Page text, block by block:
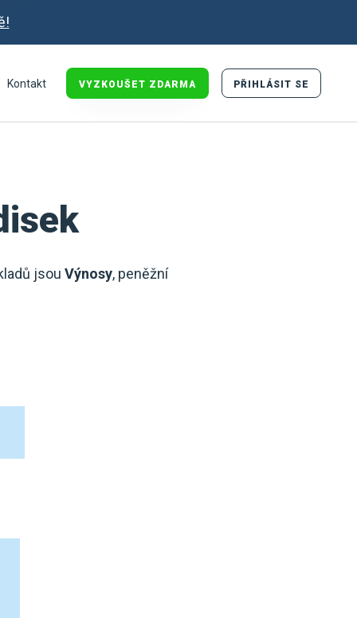
Kontakt VYZKOUŠET ZDARMA PŘIHLÁSIT SE
jsou Výnosy, peněžní